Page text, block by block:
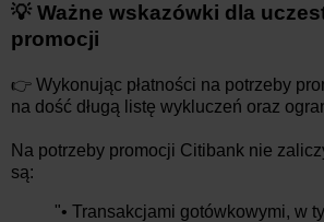
💡 Ważne wskazówki dla
promocji
👉 Wykonując płatności na potrzeby
na dość długą listę wykluczeń oraz
Na potrzeby promocji Citibank nie
są:
"• Transakcjami gotówkowymi, w